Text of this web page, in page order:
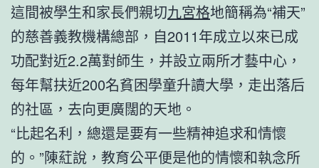
這間被學生和家長們親切九宮格地簡稱為“補天”
的慈善義教機構總部，自2011年成立以來已成
功配對近2.2萬對師生，并設立兩所才藝中心，
每年幫扶近200名貧困學童升讀大學，走出落后
的社區，去向更廣闊的天地。
“比起名利，總還是要有一些精神追求和情懷
的。”陳葒說，教育公平便是他的情懷和執念所